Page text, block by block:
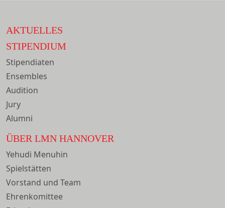
AKTUELLES
STIPENDIUM
Stipendiaten
Ensembles
Audition
Jury
Alumni
ÜBER LMN HANNOVER
Yehudi Menuhin
Spielstätten
Vorstand und Team
Ehrenkomittee